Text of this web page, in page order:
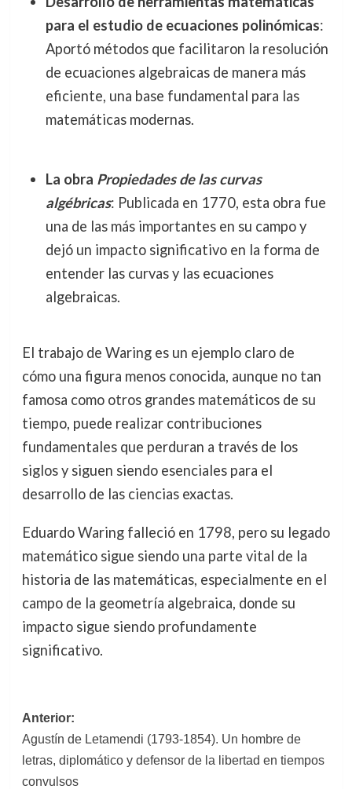
para el estudio de ecuaciones polinómicas:
Aportó métodos que facilitaron la resolución
de ecuaciones algebraicas de manera más
eficiente, una base fundamental para las
matemáticas modernas.
La obra Propiedades de las curvas
algébricas: Publicada en 1770, esta obra fue
una de las más importantes en su campo y
dejó un impacto significativo en la forma de
entender las curvas y las ecuaciones
algebraicas.
El trabajo de Waring es un ejemplo claro de
cómo una figura menos conocida, aunque no tan
famosa como otros grandes matemáticos de su
tiempo, puede realizar contribuciones
fundamentales que perduran a través de los
siglos y siguen siendo esenciales para el
desarrollo de las ciencias exactas.
Eduardo Waring falleció en 1798, pero su legado
matemático sigue siendo una parte vital de la
historia de las matemáticas, especialmente en el
campo de la geometría algebraica, donde su
impacto sigue siendo profundamente
significativo.
Navegación
de
entradas
Anterior:
Agustín de Letamendi (1793-1854). Un hombre de
letras, diplomático y defensor de la libertad en tiempos
convulsos